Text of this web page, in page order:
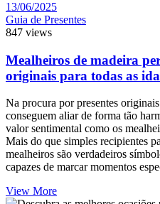
13/06/2025
Guia de Presentes
847 views
Mealheiros de madeira
originais para todas as
Na procura por presentes
conseguem aliar de forma tão
valor sentimental como os
Mais do que simples recipientes
mealheiros são verdadeiros
capazes de marcar momentos
View More